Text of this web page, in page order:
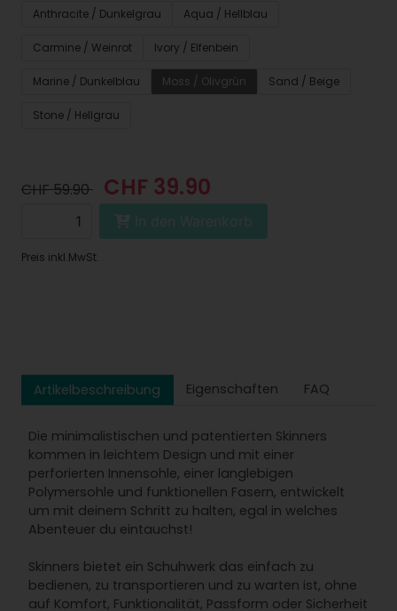
Anthracite / Dunkelgrau Aqua / Hellblau
Carmine / Weinrot Ivory / Elfenbein
Marine / Dunkelblau Moss / Olivgrün Sand / Beige
Stone / Hellgrau
CHF 59.90 CHF 39.90
In den Warenkorb
Preis inkl.MwSt.
Artikelbeschreibung Eigenschaften FAQ
Die minimalistischen und patentierten Skinners
kommen in leichtem Design und mit einer
perforierten Innensohle, einer langlebigen
Polymersohle und funktionellen Fasern, entwickelt
um mit deinem Schritt zu halten, egal in welches
Abenteuer du eintauchst!
Skinners bietet ein Schuhwerk das einfach zu
bedienen, zu transportieren und zu warten ist, ohne
auf Komfort, Funktionalität, Passform oder Sicherheit